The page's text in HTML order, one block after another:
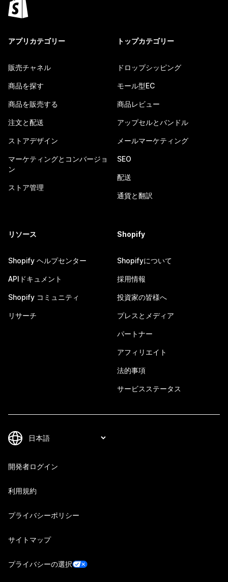
アプリカテゴリー
販売チャネル
商品を探す
商品を販売する
注文と配送
ストアデザイン
マーケティングとコンバージョ
ン
ストア管理
トップカテゴリー
ドロップシッピング
モール型EC
商品レビュー
アップセルとバンドル
メールマーケティング
SEO
配送
通貨と翻訳
リソース
Shopify ヘルプセンター
APIドキュメント
Shopify コミュニティ
リサーチ
Shopify
Shopifyについて
採用情報
投資家の皆様へ
プレスとメディア
パートナー
アフィリエイト
法的事項
サービスステータス
開発者ログイン
利用規約
プライバシーポリシー
サイトマップ
プライバシーの選択